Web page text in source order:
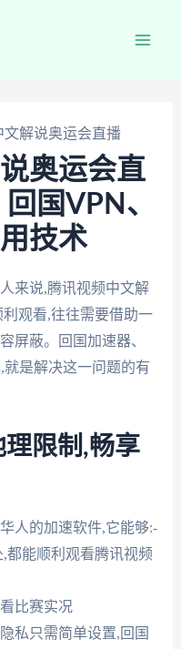
文解说奥运会直播
奥运会直
国VPN、
技术
来说,腾讯视频中文解
观看,往往需要借助一
屏蔽。回国加速器、
是解决这一问题的有
理限制,畅享
人的加速软件,它能够:-
都能顺利观看腾讯视频
比赛实况
私只需简单设置,回国